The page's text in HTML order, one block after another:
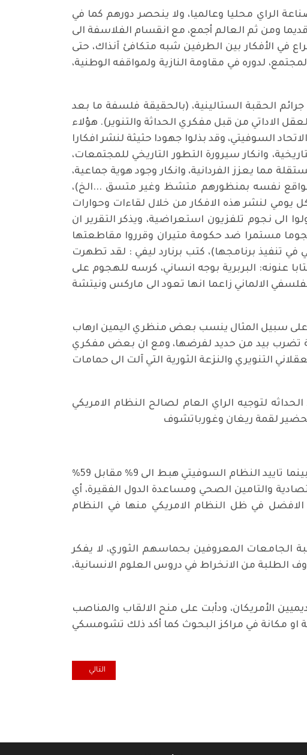
الراي محليا وعالميا، ولا ينحصر دورهم كما في
ومن ثم العالم أجمع، مع انقسام الفلاسفة الى
في الأفكار بين الطرفين شبه متكافئ آنذاك، حتى
لدوره في مقاومة النازية ولمواقفه الوطنية،
الحقبة الستالينية، (بالحقيقة فلسفة ما بعد
الاداتي من قبل مفكري الحداثة والتنوير). هؤلاء
السوفيتي، وقد بذلوا جهودا حثيثة لنشر افكارا
وانكار سيرورة التطور التاريخي للمجتمعات،
مما يعزز الفردانية، وانكار وجود هوية جماعية،
نفسه بمنظورهم متشظ وغير متسق ...الخ)،
يومي لنشر هذه الافكار من خلال لقاءات وحوارات
الفلاسفة قد تحولوا الى نجوم تلفزيون استعراضية، ويذكر التقرير ان
مستمرا ضد حكومة متيران وقرروا مقاطعتها
في تنفيذ برنامجها)، كتب برنارد ليفي : لقد تطهرت
عنونه: البربرية بوجه انساني، كرسه للهجوم على
الالماني زاعما انها تعود الى ماركس ونيتشة
على سبيل المثال ينسب بعض منظري اليمين ارهاب
تضرب بيد من حديد لفرضها، ومع ان بعض مفكري
التنويري والنزعة الثورية التي آلت الى حمامات
لتوجيه الراي العام لصالح النظام الامريكي
وفي عام 1985 تصاعدت نسبة تاييد النظام الامريكي الى 43% وهبطت نسبة معارضته الى 27%، بينما تاييد النظام السوفيتي هبط الى 9% مقابل 59%
والتامين الصحي ومساعدة الدول الفقيرة، أي
الافضل في ظل النظام الامريكي منها في النظام
الجامعات المعروفين بحماسهم الثوري، لا يفكر
الطلبة من الانخراط في دروس العلوم الانسانية،
الأمريكان، ودأبت على منح الالقاب والمناصب
او مكانة في مراكز البحوث كما أكد ذلك تشومسكي
المقال التالي: حول حرب .. لها
التالي